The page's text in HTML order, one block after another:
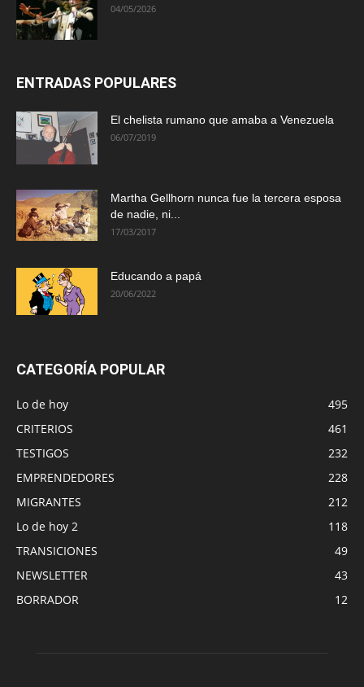
04/05/2026
ENTRADAS POPULARES
El chelista rumano que amaba a Venezuela
06/07/2019
Martha Gellhorn nunca fue la tercera esposa
de nadie, ni...
17/03/2017
Educando a papá
20/06/2022
CATEGORÍA POPULAR
Lo de hoy
495
CRITERIOS
461
TESTIGOS
232
EMPRENDEDORES
228
MIGRANTES
212
Lo de hoy 2
118
TRANSICIONES
49
NEWSLETTER
43
BORRADOR
12